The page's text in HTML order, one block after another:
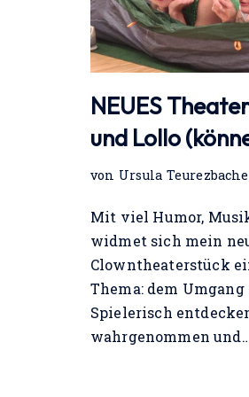
NEUES
und Lollo
von Ursula
Mit viel Humor,
widmet sich mein
Clowntheaterstück
Thema: dem
Spielerisch
wahrgenommen